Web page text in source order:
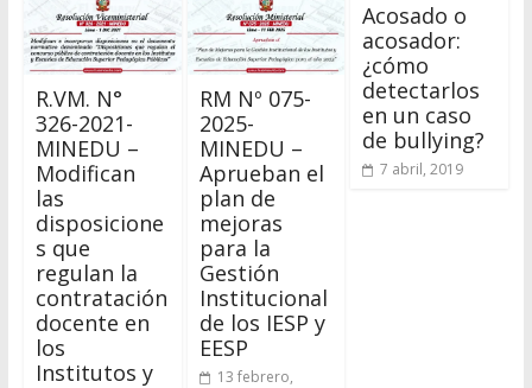
R.VM. N°
326-2021-
MINEDU –
Modifican
las
disposicione
s que
regulan la
contratación
docente en
los
Institutos y
RM Nº 075-
2025-
MINEDU –
Aprueban el
plan de
mejoras
para la
Gestión
Institucional
de los IESP y
EESP
13 febrero,
Acosado o
acosador:
¿cómo
detectarlos
en un caso
de bullying?
7 abril, 2019